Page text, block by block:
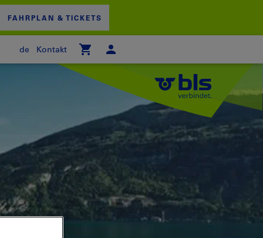
FAHRPLAN & TICKETS
de
Kontakt